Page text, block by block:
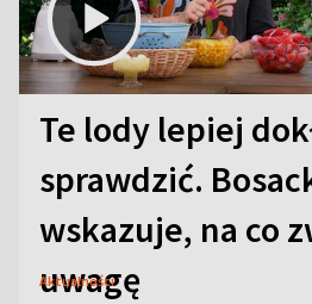
Te lody lepiej
sprawdzić.
wskazuje, na co
uwagę
Aktualności